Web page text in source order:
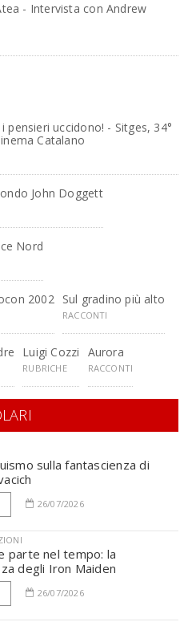
- Intervista con Andrew
uccidono! - Sitges, 34°
Catalano
John Doggett
Nord
2002 Sul gradino più alto
RACCONTI
Luigi Cozzi
RUBRICHE
Aurora
RACCONTI
sulla fantascienza di
26/07/2026
parte nel tempo: la
degli Iron Maiden
26/07/2026